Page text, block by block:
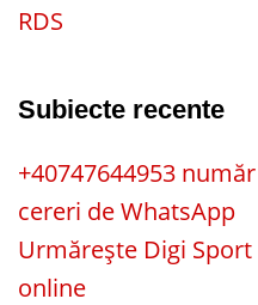
RDS
Subiecte recente
+40747644953
cereri de WhatsApp
Urmărește Digi
online